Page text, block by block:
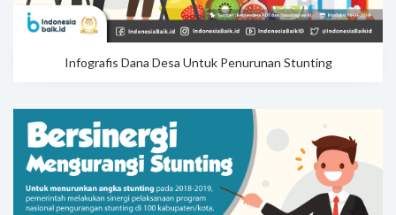
Infografis Dana Desa Untuk Penurunan Stunting